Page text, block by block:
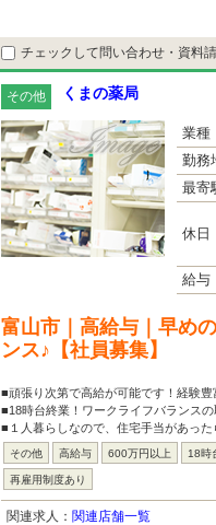
チェックして問い合わせ・資料
その他 くまの薬局
業種
勤務
最寄
休日
給与
富山市｜高給与｜早め
ンス♪【社員募集】
■頑張り次第で高給が可能です！経験
■18時台終業！ワークライフバランス
■１人暮らしなので、住宅手当があった
その他 高給与 600万円以上 18時
再雇用制度あり
関連求人： 関連店舗一覧